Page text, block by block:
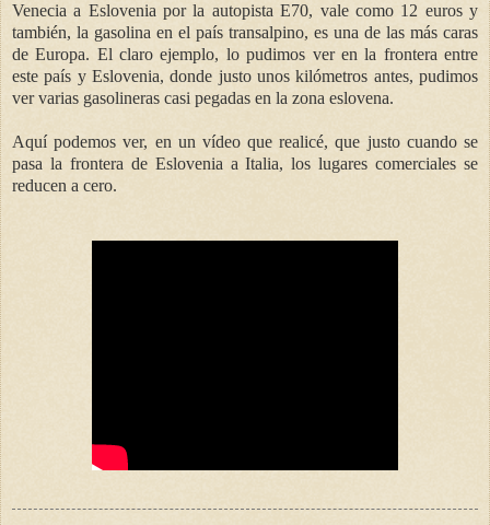
Venecia a Eslovenia por la autopista E70, vale como 12 euros y
también, la gasolina en el país transalpino, es una de las más caras
de Europa. El claro ejemplo, lo pudimos ver en la frontera entre
este país y Eslovenia, donde justo unos kilómetros antes, pudimos
ver varias gasolineras casi pegadas en la zona eslovena.
Aquí podemos ver, en un vídeo que realicé, que justo cuando se
pasa la frontera de Eslovenia a Italia, los lugares comerciales se
reducen a cero.